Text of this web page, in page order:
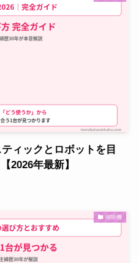
ィックとロボットを目
2026年最新】
掃除機